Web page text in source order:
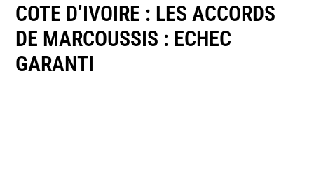
COTE D’IVOIRE : LES ACCORDS
DE MARCOUSSIS : ECHEC
GARANTI